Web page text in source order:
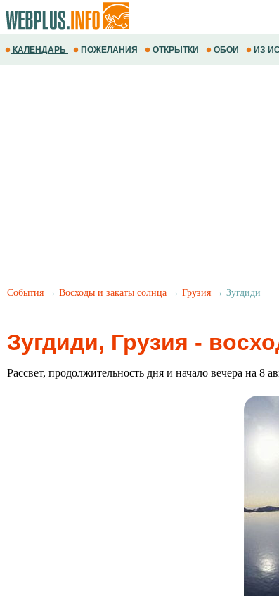
КАЛЕНДАРЬ ПОЖЕЛАНИЯ ОТКРЫТКИ ОБОИ ИЗ
События → Восходы и закаты солнца → Грузия → Зугдиди
Зугдиди, Грузия -
Рассвет, продолжительность дня и начало вечера на 8